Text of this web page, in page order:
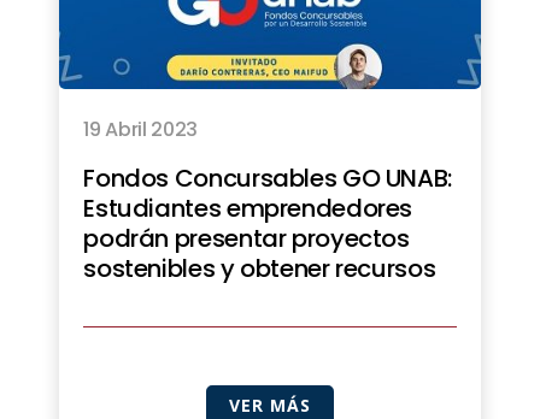
19 Abril 2023
Fondos Concursables GO UNAB:
Estudiantes emprendedores
podrán presentar proyectos
sostenibles y obtener recursos
VER MÁS